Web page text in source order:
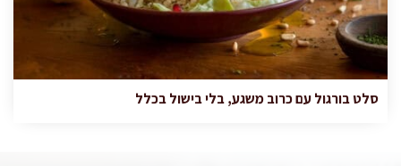
סלט בורגול עם כרוב משגע, בלי בישול בכלל